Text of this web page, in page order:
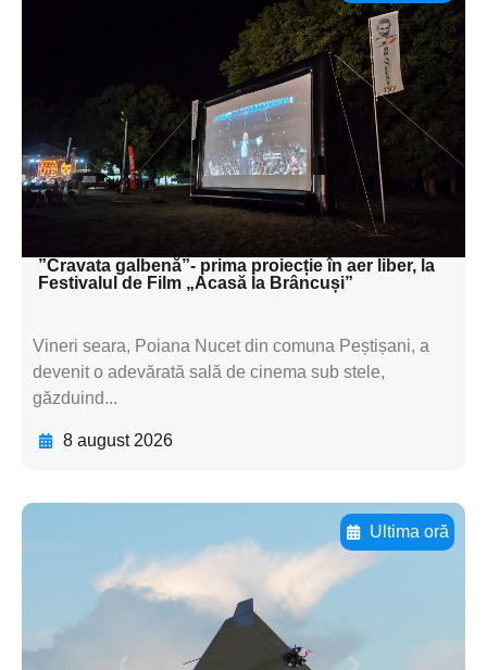
Adaugă aici textul pentru
subtitluAdaugă aici
textul pentru
subtitluAdaugă aici
textul pentru
subtitluAdaugă aici
textul pentru subti
”Cravata galbenă”- prima proiecție în aer liber, la
Festivalul de Film „Acasă la Brâncuși”
Vineri seara, Poiana Nucet din comuna Peștișani, a
devenit o adevărată sală de cinema sub stele,
găzduind...
8 august 2026
Ultima oră
Adaugă aici textul pentru
subtitluAdaugă aici
textul pentru